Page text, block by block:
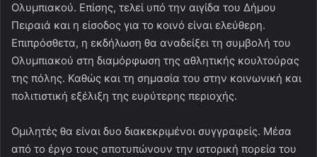
Ολυμπιακού. Επίσης, τελεί υπό την αιγίδα του Δήμου
Πειραιά και η είσοδος για το κοινό είναι ελεύθερη.
Επιπρόσθετα, η εκδήλωση θα αναδείξει τη συμβολή του
Ολυμπιακού στη διαμόρφωση της αθλητικής κουλτούρας
της πόλης. Καθώς και τη σημασία του στην κοινωνική και
πολιτιστική εξέλιξη της ευρύτερης περιοχής.
Ομιλητές θα είναι δυο διακεκριμένοι συγγραφείς. Μέσα
από το έργο τους αποτυπώνουν την ιστορική πορεία του